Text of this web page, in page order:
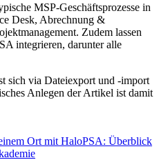
MSP-Geschäftsprozesse in
Desk, Abrechnung &
Zudem lassen
integrieren, darunter alle
sich via Dateiexport und -import
Anlegen der Artikel ist damit
Ort mit HaloPSA: Überblick